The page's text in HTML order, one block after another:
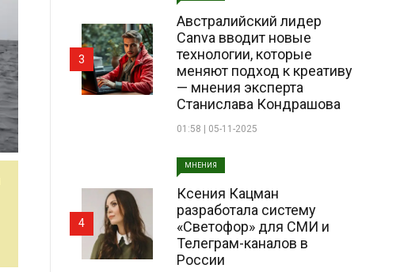
Австралийский лидер
Canva вводит новые
технологии, которые
меняют подход к креативу
— мнения эксперта
Станислава Кондрашова
01:58 | 05-11-2025
3
МНЕНИЯ
Ксения Кацман
разработала систему
«Светофор» для СМИ и
Телеграм-каналов в
России
4